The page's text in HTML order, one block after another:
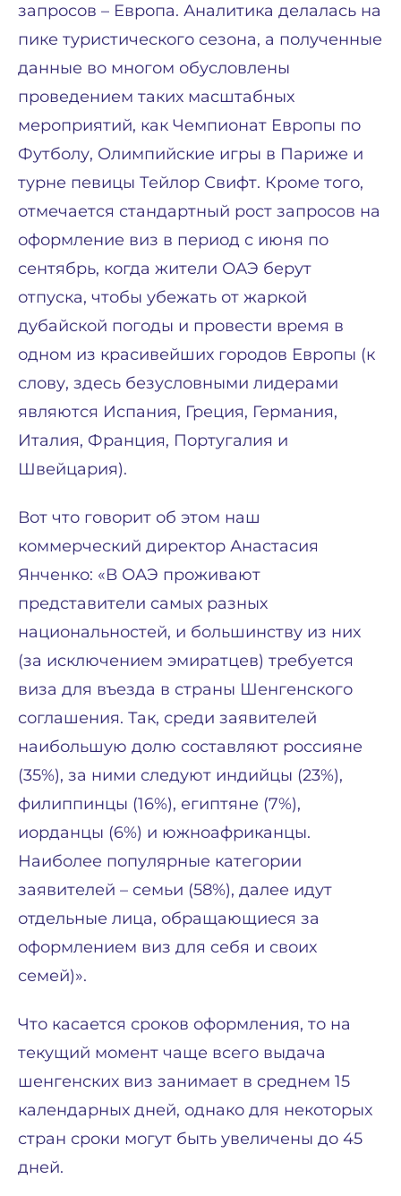
запросов – Европа. Аналитика делалась на
пике туристического сезона, а полученные
данные во многом обусловлены
проведением таких масштабных
мероприятий, как Чемпионат Европы по
Футболу, Олимпийские игры в Париже и
турне певицы Тейлор Свифт. Кроме того,
отмечается стандартный рост запросов на
оформление виз в период с июня по
сентябрь, когда жители ОАЭ берут
отпуска, чтобы убежать от жаркой
дубайской погоды и провести время в
одном из красивейших городов Европы (к
слову, здесь безусловными лидерами
являются Испания, Греция, Германия,
Италия, Франция, Португалия и
Швейцария).
Вот что говорит об этом наш
коммерческий директор Анастасия
Янченко: «В ОАЭ проживают
представители самых разных
национальностей, и большинству из них
(за исключением эмиратцев) требуется
виза для въезда в страны Шенгенского
соглашения. Так, среди заявителей
наибольшую долю составляют россияне
(35%), за ними следуют индийцы (23%),
филиппинцы (16%), египтяне (7%),
иорданцы (6%) и южноафриканцы.
Наиболее популярные категории
заявителей – семьи (58%), далее идут
отдельные лица, обращающиеся за
оформлением виз для себя и своих
семей)».
Что касается сроков оформления, то на
текущий момент чаще всего выдача
шенгенских виз занимает в среднем 15
календарных дней, однако для некоторых
стран сроки могут быть увеличены до 45
дней.